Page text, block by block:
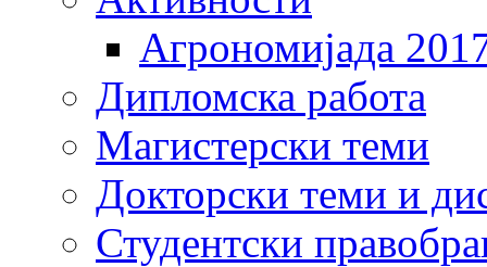
Агрономијада
Дипломска работа
Магистерски теми
Докторски теми и
Студентски